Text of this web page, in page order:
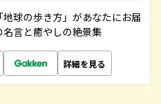
球の歩き方」があなたにお届
言と癒やしの絶景集
詳細を見る